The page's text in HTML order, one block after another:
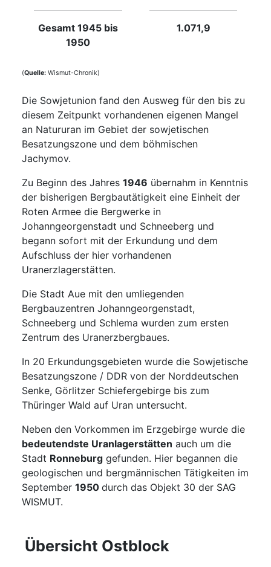
Gesamt 1945 bis
1950
1.071,9
(Quelle: Wismut-Chronik)
Die Sowjetunion fand den Ausweg für den bis zu
diesem Zeitpunkt vorhandenen eigenen Mangel
an Natururan im Gebiet der sowjetischen
Besatzungszone und dem böhmischen
Jachymov.
Zu Beginn des Jahres 1946 übernahm in Kenntnis
der bisherigen Bergbautätigkeit eine Einheit der
Roten Armee die Bergwerke in
Johanngeorgenstadt und Schneeberg und
begann sofort mit der Erkundung und dem
Aufschluss der hier vorhandenen
Uranerzlagerstätten.
Die Stadt Aue mit den umliegenden
Bergbauzentren Johanngeorgenstadt,
Schneeberg und Schlema wurden zum ersten
Zentrum des Uranerzbergbaues.
In 20 Erkundungsgebieten wurde die Sowjetische
Besatzungszone / DDR von der Norddeutschen
Senke, Görlitzer Schiefergebirge bis zum
Thüringer Wald auf Uran untersucht.
Neben den Vorkommen im Erzgebirge wurde die
bedeutendste Uranlagerstätten auch um die
Stadt Ronneburg gefunden. Hier begannen die
geologischen und bergmännischen Tätigkeiten im
September 1950 durch das Objekt 30 der SAG
WISMUT.
Übersicht Ostblock